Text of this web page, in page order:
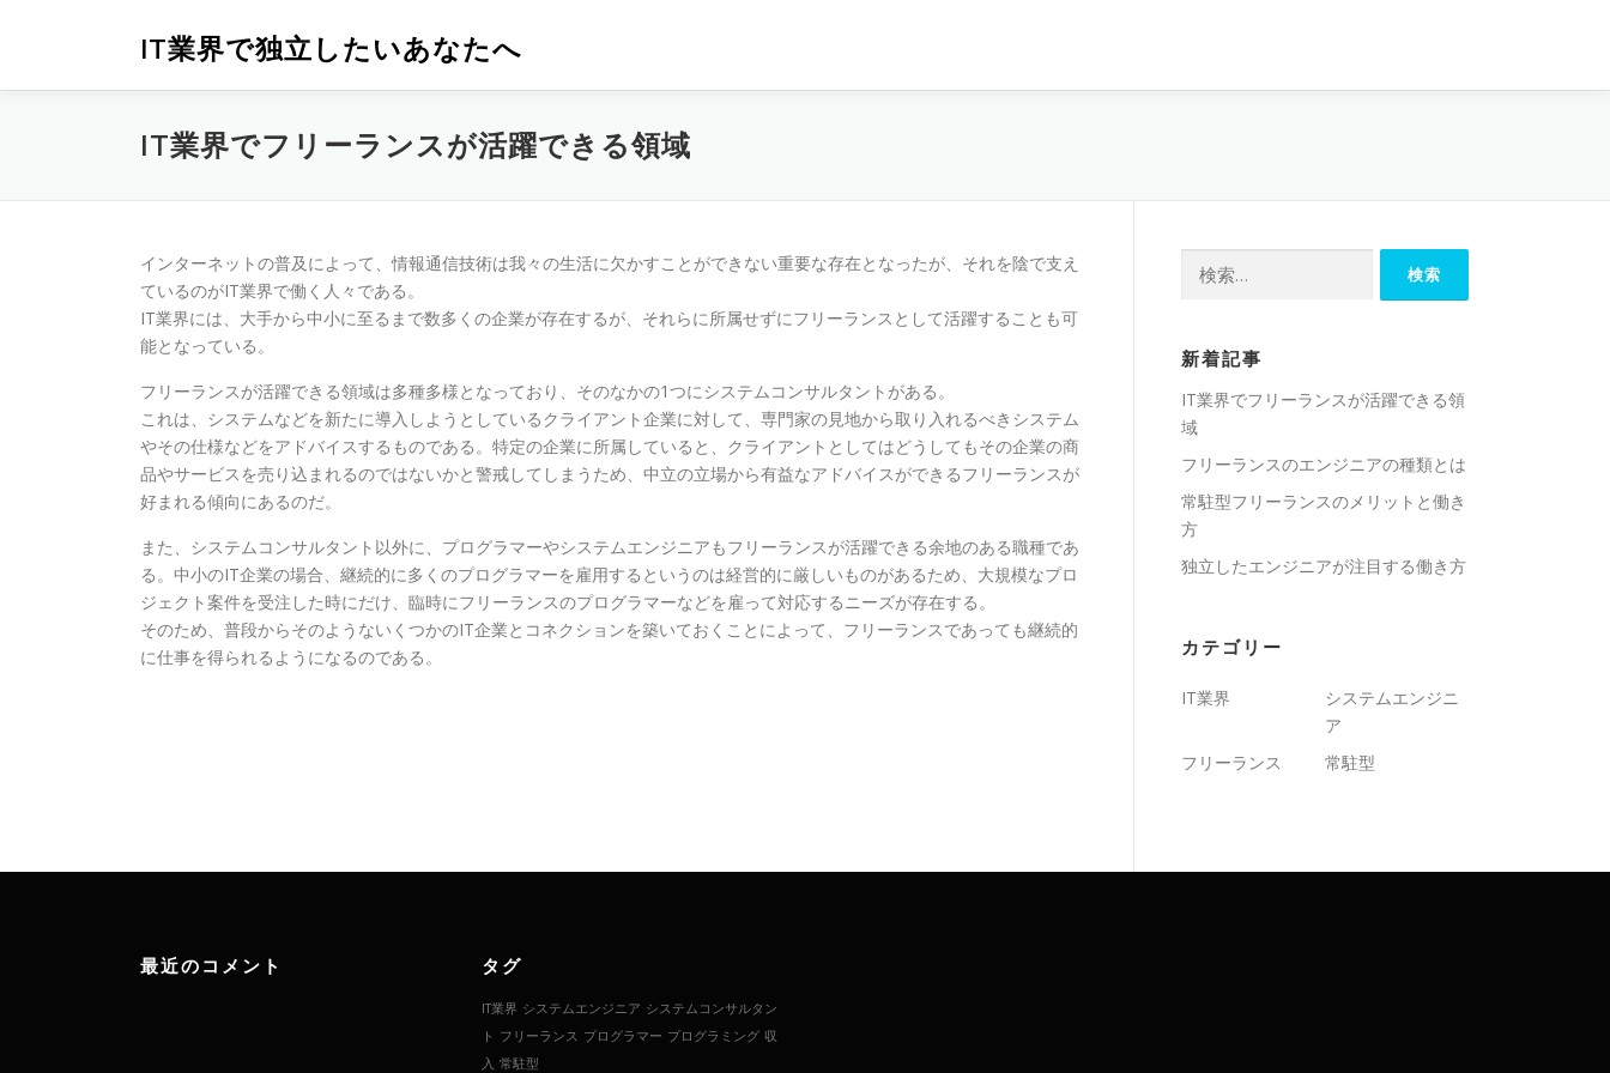
ン
IT業界で独立したいあなたへ
IT業界でフリーランスが活躍できる領域
インターネットの普及によって、情報通信技術は我々の生活に欠かすことができない重要な存在となったが、それを陰で支え
ているのがIT業界で働く人々である。
IT業界には、大手から中小に至るまで数多くの企業が存在するが、それらに所属せずにフリーランスとして活躍することも可
能となっている。
フリーランスが活躍できる領域は多種多様となっており、そのなかの1つにシステムコンサルタントがある。
これは、システムなどを新たに導入しようとしているクライアント企業に対して、専門家の見地から取り入れるべきシステム
やその仕様などをアドバイスするものである。特定の企業に所属していると、クライアントとしてはどうしてもその企業の商
品やサービスを売り込まれるのではないかと警戒してしまうため、中立の立場から有益なアドバイスができるフリーランスが
好まれる傾向にあるのだ。
また、システムコンサルタント以外に、プログラマーやシステムエンジニアもフリーランスが活躍できる余地のある職種であ
る。中小のIT企業の場合、継続的に多くのプログラマーを雇用するというのは経営的に厳しいものがあるため、大規模なプロ
ジェクト案件を受注した時にだけ、臨時にフリーランスのプログラマーなどを雇って対応するニーズが存在する。
そのため、普段からそのようないくつかのIT企業とコネクションを築いておくことによって、フリーランスであっても継続的
に仕事を得られるようになるのである。
新着記事
IT業界でフリーランスが活躍できる領
域
フリーランスのエンジニアの種類とは
常駐型フリーランスのメリットと働き
方
独立したエンジニアが注目する働き方
カテゴリー
IT業界
システムエンジニ
ア
フリーランス
常駐型
最近のコメント タグ
IT業界 システムエンジニア システムコンサルタン
ト フリーランス プログラマー プログラミング 収
入 常駐型